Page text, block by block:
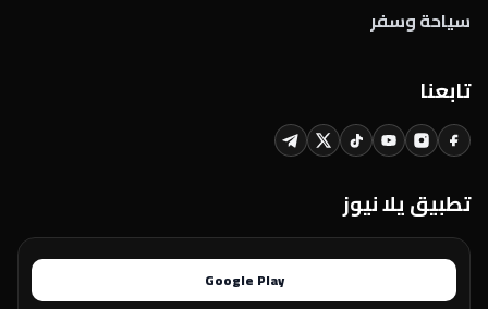
سياحة وسفر
تابعنا
تطبيق يلا نيوز
Google Play